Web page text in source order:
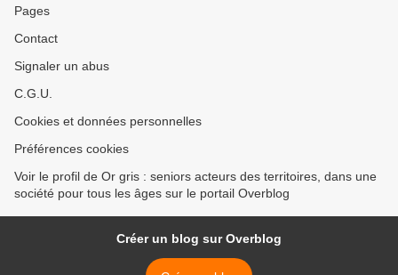
Pages
Contact
Signaler un abus
C.G.U.
Cookies et données personnelles
Préférences cookies
Voir le profil de Or gris : seniors acteurs des territoires, dans une
société pour tous les âges sur le portail Overblog
Créer un blog sur Overblog